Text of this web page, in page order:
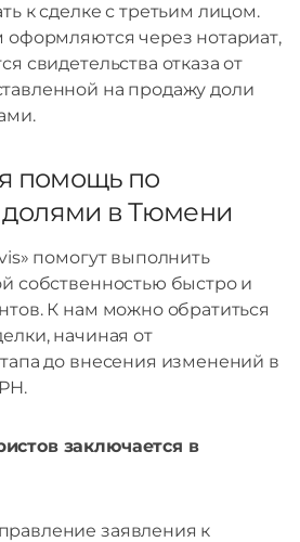
к сделке с третьим лицом.
оформляются через нотариат,
свидетельства отказа от
на продажу доли
помощь по
в Тюмени
помогут выполнить
собственностью быстро и
К нам можно обратиться
начиная от
до внесения изменений в
заключается в
заявления к